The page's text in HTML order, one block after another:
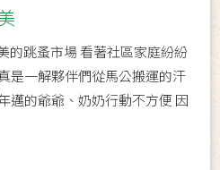
的跳蚤市場 看著社區家庭紛紛
是一解夥伴們從馬公搬運的汗
邁的爺爺、奶奶行動不方便 因